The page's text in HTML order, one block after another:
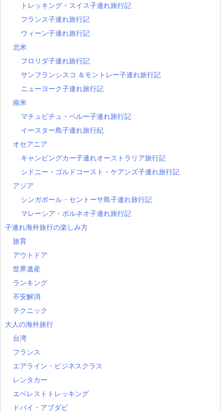
トレッキング・スイス子連れ旅行記
フランス子連れ旅行記
ウィーン子連れ旅行記
北米
フロリダ子連れ旅行記
サンフランシスコ ＆モントレー子連れ旅行記
ニューヨーク子連れ旅行記
南米
マチュピチュ・ペルー子連れ旅行記
イースター島子連れ旅行紀
オセアニア
キャンピングカー子連れオーストラリア旅行記
シドニー・ゴルドコースト・ケアンズ子連れ旅行記
アジア
シンガポール・セントーサ島子連れ旅行記
マレーシア・ボルネオ子連れ旅行記
子連れ海外旅行の楽しみ方
旅育
アウトドア
世界遺産
ランキング
不安解消
テクニック
大人の海外旅行
台湾
フランス
エアライン・ビジネスクラス
レンタカー
エベレストトレッキング
ドバイ・アブダビ